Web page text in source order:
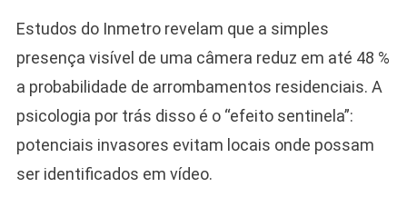
Estudos do Inmetro revelam que a simples
presença visível de uma câmera reduz em até 48 %
a probabilidade de arrombamentos residenciais. A
psicologia por trás disso é o “efeito sentinela”:
potenciais invasores evitam locais onde possam
ser identificados em vídeo.